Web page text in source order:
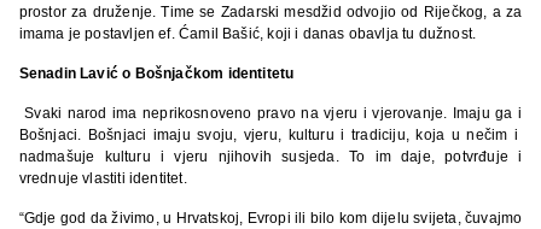
prostor za druženje. Time se Zadarski mesdžid odvojio od Riječkog, a za
imama je postavljen ef. Ćamil Bašić, koji i danas obavlja tu dužnost.
Senadin Lavić o Bošnjačkom identitetu
Svaki narod ima neprikosnoveno pravo na vjeru i vjerovanje. Imaju ga i
Bošnjaci. Bošnjaci imaju svoju, vjeru, kulturu i tradiciju, koja u nečim i
nadmašuje kulturu i vjeru njihovih susjeda. To im daje, potvrđuje i
vrednuje vlastiti identitet.
“Gdje god da živimo, u Hrvatskoj, Evropi ili bilo kom dijelu svijeta, čuvajmo